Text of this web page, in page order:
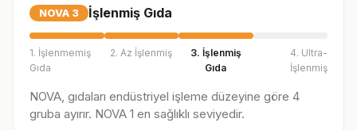
NOVA 3 İşlenmiş Gıda
1. İşlenmemiş
Gıda
2. Az İşlenmiş
3. İşlenmiş
Gıda
4. Ultra-
İşlenmiş
NOVA, gıdaları endüstriyel işleme düzeyine göre 4
gruba ayırır. NOVA 1 en sağlıklı seviyedir.